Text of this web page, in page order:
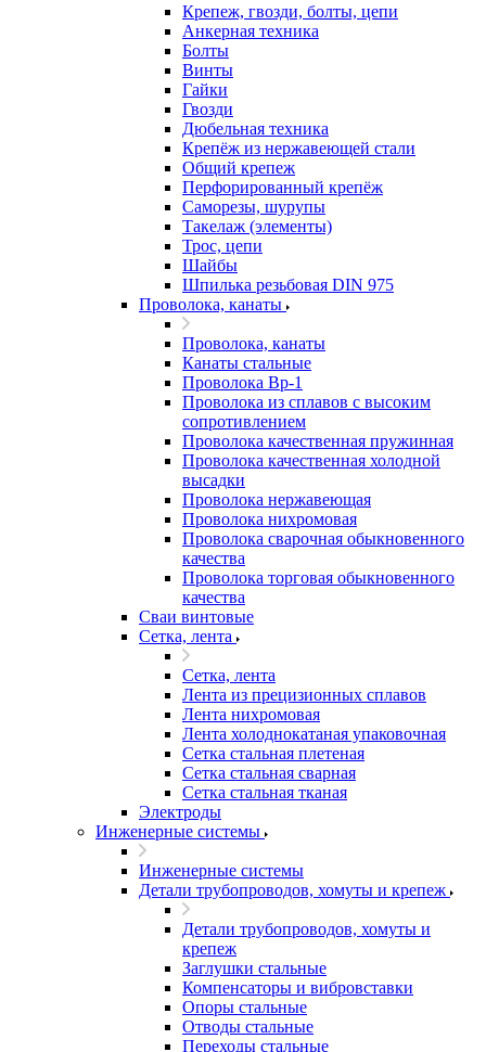
Крепеж, гвозди, болты, цепи
Анкерная техника
Болты
Винты
Гайки
Гвозди
Дюбельная техника
Крепёж из нержавеющей стали
Общий крепеж
Перфорированный крепёж
Саморезы, шурупы
Такелаж (элементы)
Трос, цепи
Шайбы
Шпилька резьбовая DIN 975
Проволока, канаты
Проволока, канаты
Канаты стальные
Проволока Вр-1
Проволока из сплавов с высоким
сопротивлением
Проволока качественная пружинная
Проволока качественная холодной
высадки
Проволока нержавеющая
Проволока нихромовая
Проволока сварочная обыкновенного
качества
Проволока торговая обыкновенного
качества
Сваи винтовые
Сетка, лента
Сетка, лента
Лента из прецизионных сплавов
Лента нихромовая
Лента холоднокатаная упаковочная
Сетка стальная плетеная
Сетка стальная сварная
Сетка стальная тканая
Электроды
Инженерные системы
Инженерные системы
Детали трубопроводов, хомуты и крепеж
Детали трубопроводов, хомуты и
крепеж
Заглушки стальные
Компенсаторы и вибровставки
Опоры стальные
Отводы стальные
Переходы стальные